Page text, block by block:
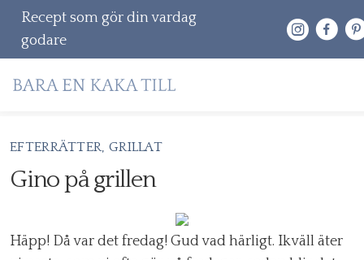
Recept som gör din vardag
godare
Gå
till
KONTAKT & PR
EFTERRÄTTER GRILLAT
Gino på grillen
Häpp! Då var det fredag! Gud vad härligt. Ikväll äter